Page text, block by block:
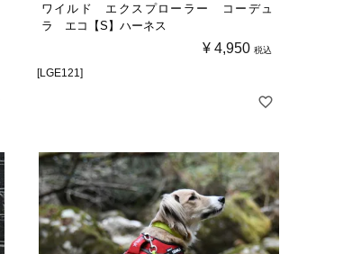
ワイルド エクスプローラー コーデュ
ラ エコ【S】ハーネス
¥ 4,950 税込
[LGE121]